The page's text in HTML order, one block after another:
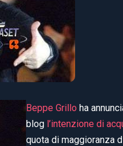
Beppe Grillo ha
blog l’intenzione di
quota di maggioranza